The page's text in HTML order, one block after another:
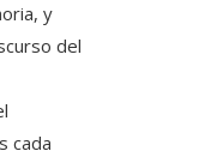
y
del
cada